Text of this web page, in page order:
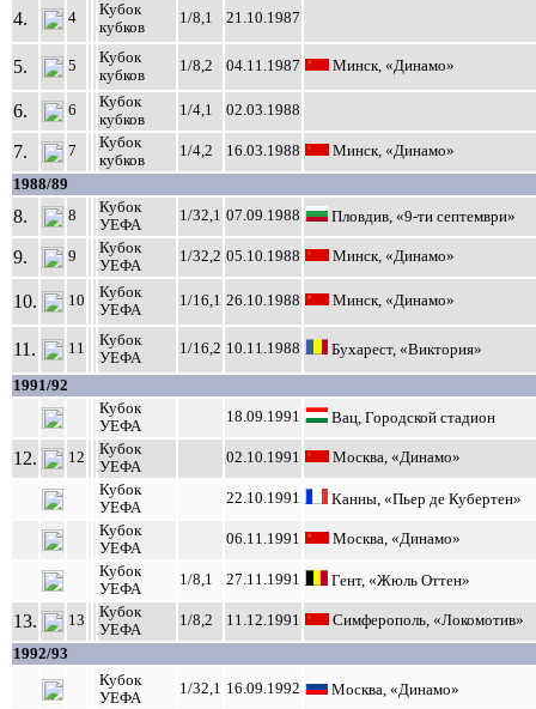
4. 4
Кубок
кубков
1/8,1 21.10.1987
5. 5
Кубок
кубков
1/8,2 04.11.1987 Минск, «Динамо»
6. 6
Кубок
кубков
1/4,1 02.03.1988
7. 7
Кубок
кубков
1/4,2 16.03.1988 Минск, «Динамо»
1988/89
8. 8
Кубок
УЕФА
1/32,1 07.09.1988 Пловдив, «9-ти септември»
9. 9
Кубок
УЕФА
1/32,2 05.10.1988 Минск, «Динамо»
10. 10
Кубок
УЕФА
1/16,1 26.10.1988 Минск, «Динамо»
11. 11
Кубок
УЕФА
1/16,2 10.11.1988 Бухарест, «Виктория»
1991/92
Кубок
УЕФА
18.09.1991 Вац, Городской стадион
12. 12
Кубок
УЕФА
02.10.1991
Москва, «Динамо»
Кубок
УЕФА
22.10.1991
Канны, «Пьер де Кубертен»
Кубок
УЕФА
06.11.1991
Москва, «Динамо»
Кубок
УЕФА
1/8,1 27.11.1991 Гент, «Жюль Оттен»
13. 13
Кубок
УЕФА
1/8,2 11.12.1991 Симферополь, «Локомотив»
1992/93
Кубок
УЕФА
1/32,1 16.09.1992 Москва, «Динамо»